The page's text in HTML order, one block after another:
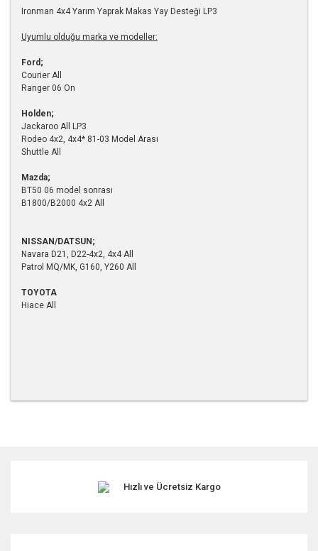
Ironman 4x4 Yarım Yaprak Makas Yay Desteği LP3
Uyumlu olduğu marka ve modeller:
Ford;
Courier All
Ranger 06 On
Holden;
Jackaroo All LP3
Rodeo 4x2, 4x4* 81-03 Model Arası
Shuttle All
Mazda;
BT50 06 model sonrası
B1800/B2000 4x2 All
NISSAN/DATSUN;
Navara D21, D22-4x2, 4x4 All
Patrol MQ/MK, G160, Y260 All
TOYOTA
Hiace All
Ürün resmi kalitesiz, bozuk veya görüntülenemiyor.
Hızlı ve Ücretsiz Kargo